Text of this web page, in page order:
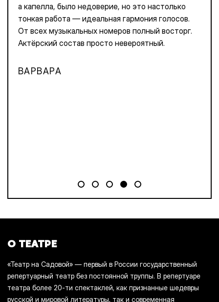
а капелла, было недоверие, но это настолько
тонкая работа — идеальная гармония голосов.
От всех музыкальных номеров полный восторг.
Актёрский состав просто невероятный.
ВАРВАРА
О ТЕАТРЕ
«Театр на Садовой» — первый в России государственный
репертуарный театр без постоянной труппы. В репертуаре
театра более 20-ти спектаклей, как признанные шедевры
русской и мировой литературы, так и современная